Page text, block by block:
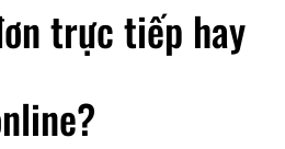
trực tiếp hay